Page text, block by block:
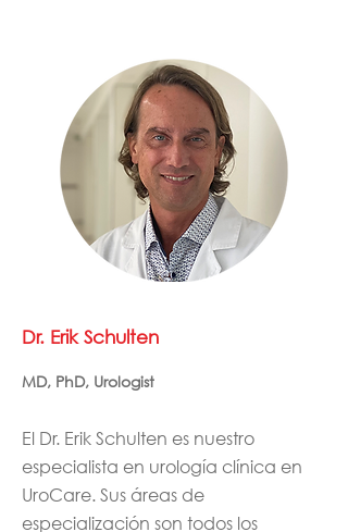
Dr. Erik Schulten
MD, PhD, Urologist
El Dr. Erik Schulten es nuestro
especialista en urología clínica en
UroCare. Sus áreas de
especialización son todos los